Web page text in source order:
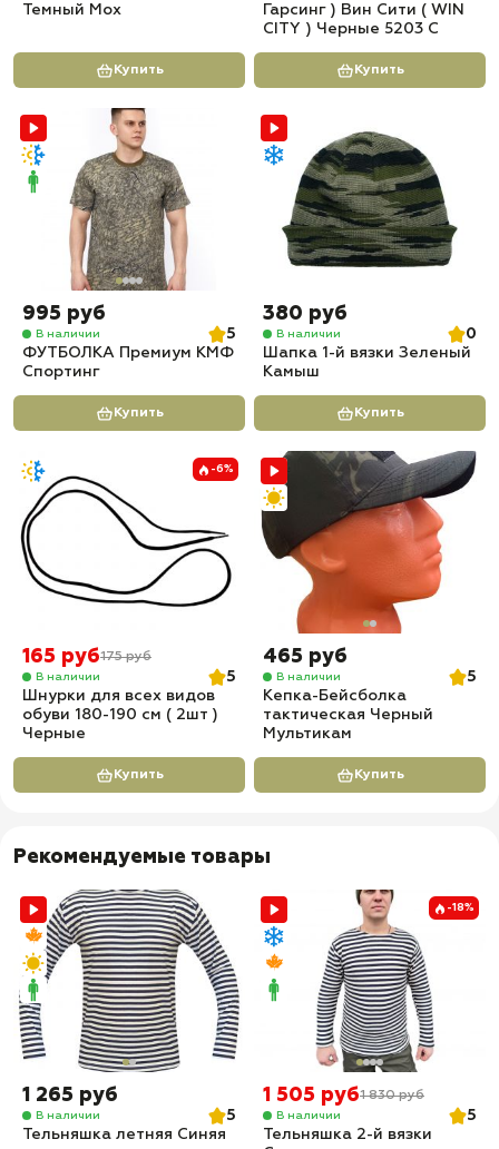
Темный Мох
Купить
Гарсинг ) Вин Сити ( WIN
CITY ) Черные 5203 С
Купить
995 руб
В наличии
5
ФУТБОЛКА Премиум КМФ
Спортинг
Купить
380 руб
В наличии
0
Шапка 1-й вязки Зеленый
Камыш
Купить
-6%
165 руб175 руб
В наличии
5
Шнурки для всех видов
обуви 180-190 см ( 2шт )
Черные
Купить
465 руб
В наличии
5
Кепка-Бейсболка
тактическая Черный
Мультикам
Купить
Рекомендуемые товары
1 265 руб
В наличии
5
Тельняшка летняя Синяя
-18%
1 505 руб1 830 руб
В наличии
5
Тельняшка 2-й вязки